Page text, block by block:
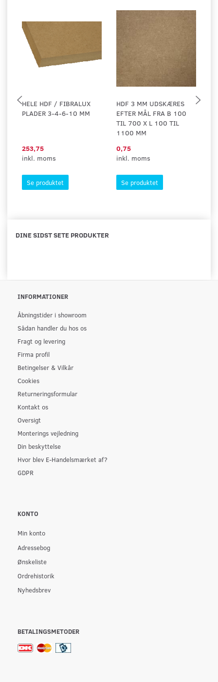
HELE HDF / FIBRALUX
PLADER 3-4-6-10 MM
253,75
inkl. moms
Se produktet
HDF 3 MM UDSKÆRES
EFTER MÅL FRA B 100
TIL 700 X L 100 TIL
1100 MM
0,75
inkl. moms
Se produktet
DINE SIDST SETE PRODUKTER
INFORMATIONER
Åbningstider i showroom
Sådan handler du hos os
Fragt og levering
Firma profil
Betingelser & Vilkår
Cookies
Returneringsformular
Kontakt os
Oversigt
Monterings vejledning
Din beskyttelse
Hvor blev E-Handelsmærket af?
GDPR
KONTO
Min konto
Adressebog
Ønskeliste
Ordrehistorik
Nyhedsbrev
BETALINGSMETODER